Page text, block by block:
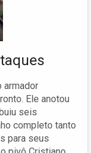
armador
Ele anotou
seis
completo tanto
para seus